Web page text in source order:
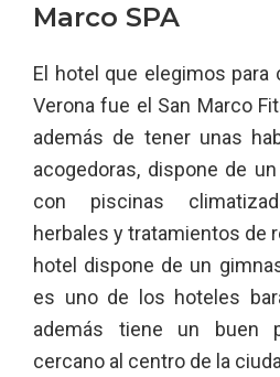
Marco SPA
El hotel que elegimos para
Verona fue el San Marco
además de tener unas
acogedoras, dispone de
con piscinas
herbales y tratamientos de
hotel dispone de un
es uno de los hoteles
además tiene un buen
cercano al centro de la